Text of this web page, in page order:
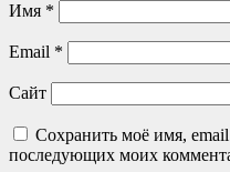
Имя *
Email *
Сайт
Сохранить моё имя, email
последующих моих